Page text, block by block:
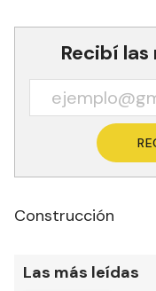
Recibí
Construcción
Las más leídas